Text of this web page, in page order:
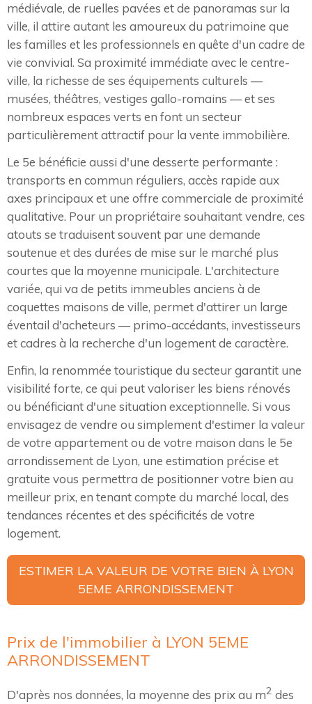
médiévale, de ruelles pavées et de panoramas sur la
ville, il attire autant les amoureux du patrimoine que
les familles et les professionnels en quête d'un cadre de
vie convivial. Sa proximité immédiate avec le centre-
ville, la richesse de ses équipements culturels —
musées, théâtres, vestiges gallo-romains — et ses
nombreux espaces verts en font un secteur
particulièrement attractif pour la vente immobilière.
Le 5e bénéficie aussi d'une desserte performante :
transports en commun réguliers, accès rapide aux
axes principaux et une offre commerciale de proximité
qualitative. Pour un propriétaire souhaitant vendre, ces
atouts se traduisent souvent par une demande
soutenue et des durées de mise sur le marché plus
courtes que la moyenne municipale. L'architecture
variée, qui va de petits immeubles anciens à de
coquettes maisons de ville, permet d'attirer un large
éventail d'acheteurs — primo-accédants, investisseurs
et cadres à la recherche d'un logement de caractère.
Enfin, la renommée touristique du secteur garantit une
visibilité forte, ce qui peut valoriser les biens rénovés
ou bénéficiant d'une situation exceptionnelle. Si vous
envisagez de vendre ou simplement d'estimer la valeur
de votre appartement ou de votre maison dans le 5e
arrondissement de Lyon, une estimation précise et
gratuite vous permettra de positionner votre bien au
meilleur prix, en tenant compte du marché local, des
tendances récentes et des spécificités de votre
logement.
ESTIMER LA VALEUR DE VOTRE BIEN À LYON
5EME ARRONDISSEMENT
Prix de l'immobilier à LYON 5EME
ARRONDISSEMENT
D'après nos données, la moyenne des prix au m2 des